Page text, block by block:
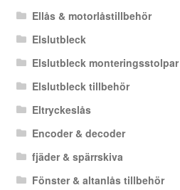
Ellås & motorlåstillbehör
Elslutbleck
Elslutbleck monteringsstolpar
Elslutbleck tillbehör
Eltryckeslås
Encoder & decoder
fjäder & spärrskiva
Fönster & altanlås tillbehör